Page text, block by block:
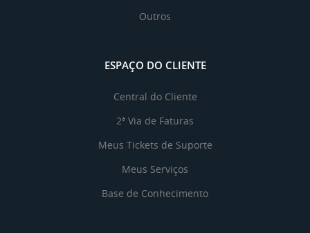
Outros
ESPAÇO DO CLIENTE
Central do Cliente
2ª Via de Faturas
Meus Tickets de Suporte
Meus Serviços
Base de Conhecimento